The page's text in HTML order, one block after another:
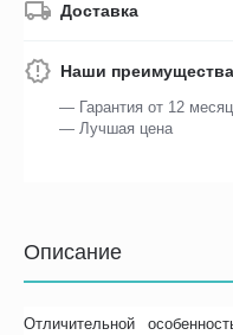
Доставка
Наши преимущества
— Гарантия от 12
— Лучшая цена
Описание
Отличительной